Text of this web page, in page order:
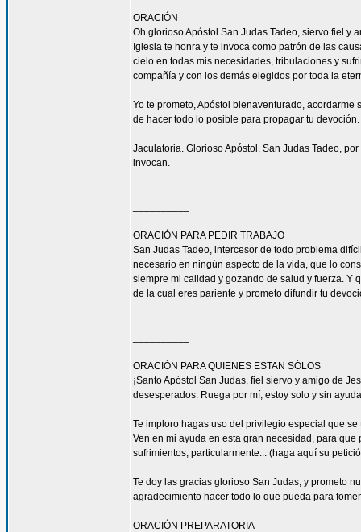
ORACIÓN
Oh glorioso Apóstol San Judas Tadeo, siervo fiel y
Iglesia te honra y te invoca como patrón de las
cielo en todas mis necesidades, tribulaciones y
compañía y con los demás elegidos por toda la
Yo te prometo, Apóstol bienaventurado,
de hacer todo lo posible para propagar tu devoción.
Jaculatoria. Glorioso Apóstol, San Judas Tadeo,
invocan.
ORACIÓN PARA PEDIR TRABAJO
San Judas Tadeo, intercesor de todo problema
necesario en ningún aspecto de la vida, que lo
siempre mi calidad y gozando de salud y fuerza. Y
de la cual eres pariente y prometo difundir tu
ORACIÓN PARA QUIENES ESTAN SÓLOS
¡Santo Apóstol San Judas, fiel siervo y amigo de
desesperados. Ruega por mí, estoy solo y sin
Te imploro hagas uso del privilegio especial que
Ven en mi ayuda en esta gran necesidad, para
sufrimientos, particularmente... (haga aquí su
Te doy las gracias glorioso San Judas, y prometo
agradecimiento hacer todo lo que pueda para
ORACIÓN PREPARATORIA